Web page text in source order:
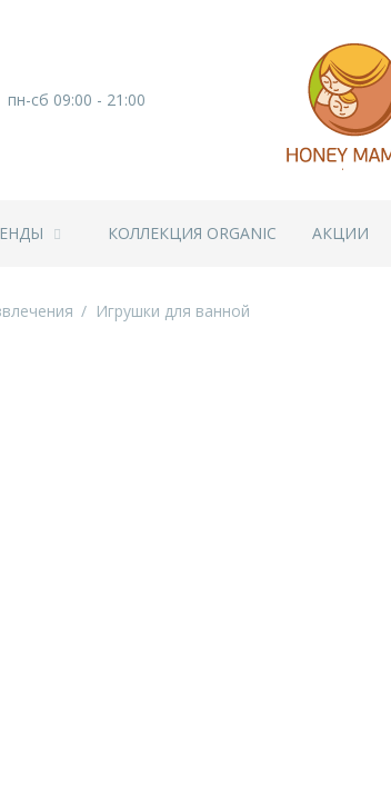
пн-сб 09:00 - 21:00
КОЛЛЕКЦИЯ ORGANIC АКЦИИ
Игрушки для ванной